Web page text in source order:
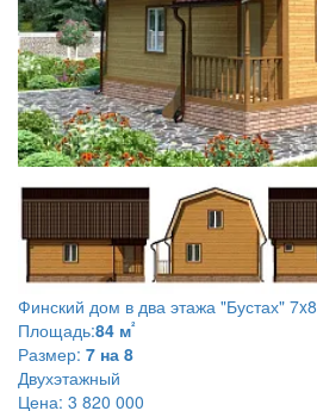
Финский дом в два этажа "Бустах" 7x8
Площадь:84 м²
Размер: 7 на 8
Двухэтажный
Цена: 3 820 000